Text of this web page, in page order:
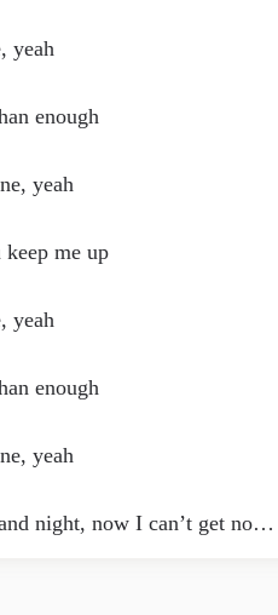
yeah
enough
yeah
me up
yeah
enough
yeah
night, now I can’t get no…